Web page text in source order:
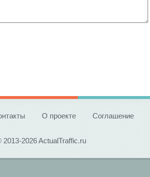
О проекте Соглашение
2013-2026 ActualTraffic.ru